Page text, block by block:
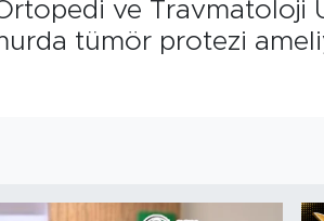
ve Travmatoloji
tümör protezi